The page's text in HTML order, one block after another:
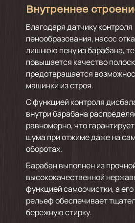
Внутреннее
Благодаря датчику контроля
пенообразования, насос
лишнюю пену из барабана,
повышается качество
предотвращается
машинки из строя.
С функцией контроля
внутри барабана
равномерно, что
шума при отжиме даже на
оборотах.
Барабан выполнен из
высококачественной
функцией самоочистки, а
рельеф обеспечивает
бережную стирку.